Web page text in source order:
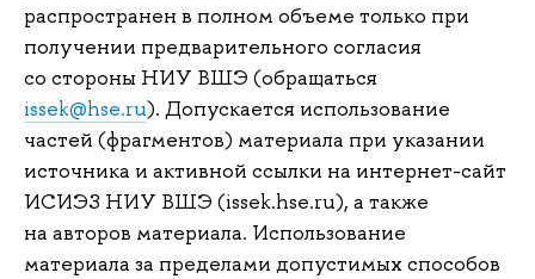
распространен в полном объеме только при
получении предварительного согласия
со стороны НИУ ВШЭ (обращаться
issek@hse.ru). Допускается использование
частей (фрагментов) материала при указании
источника и активной ссылки на интернет-сайт
ИСИЭЗ НИУ ВШЭ (issek.hse.ru), а также
на авторов материала. Использование
материала за пределами допустимых способов